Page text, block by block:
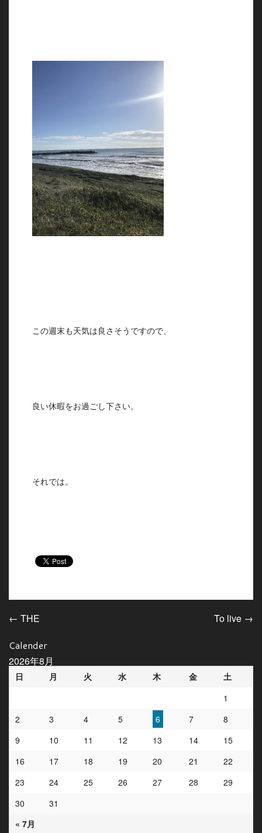
この週末も天気は良さそうですので、
良い休暇をお過ごし下さい。
それでは。
投稿ナビゲーション
← THE To live →
Calender
2026年8月
日 月 火 水 木 金 土
« 7月
1
2
3 4 5 6 7
8
9
10 11 12 13 14
15
16
17 18 19 20 21
22
23
24 25 26 27 28
29
30
31